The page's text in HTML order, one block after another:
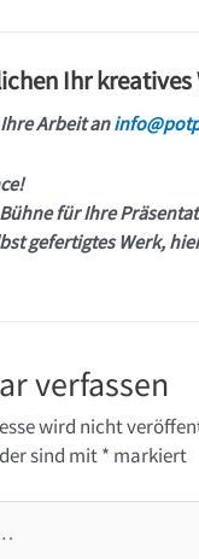
Ihr kreatives
Arbeit an
für Ihre
gefertigtes Werk,
verfassen
wird nicht
sind mit* markiert